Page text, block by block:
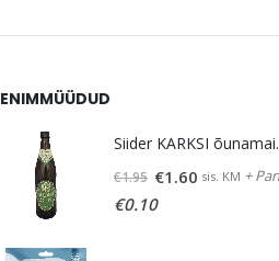
ENIMMÜÜDUD
Siider
€1.95 Algne
hind
€1.60 Praegune
sis. KM +
€0.10